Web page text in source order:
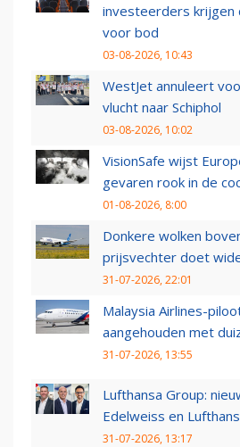
investeerders krijgen
voor bod
03-08-2026, 10:43
WestJet annuleert
vlucht naar Schiphol
03-08-2026, 10:02
VisionSafe wijst
gevaren rook in de
01-08-2026, 8:00
Donkere wolken
prijsvechter doet
31-07-2026, 22:01
Malaysia Airlines-
aangehouden met
31-07-2026, 13:55
Lufthansa Group:
Edelweiss en
31-07-2026, 13:17